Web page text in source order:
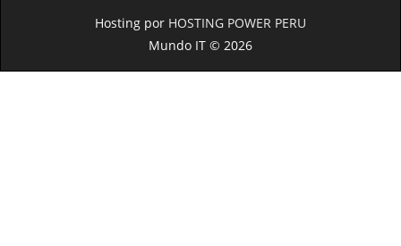
Hosting por HOSTING POWER PERU
Mundo IT © 2026